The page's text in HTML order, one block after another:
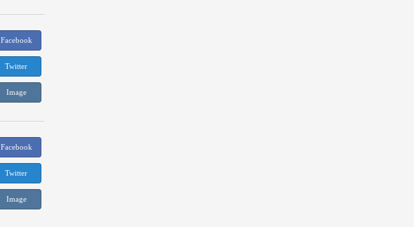
Facebook
Twitter
Image
Facebook
Twitter
Image